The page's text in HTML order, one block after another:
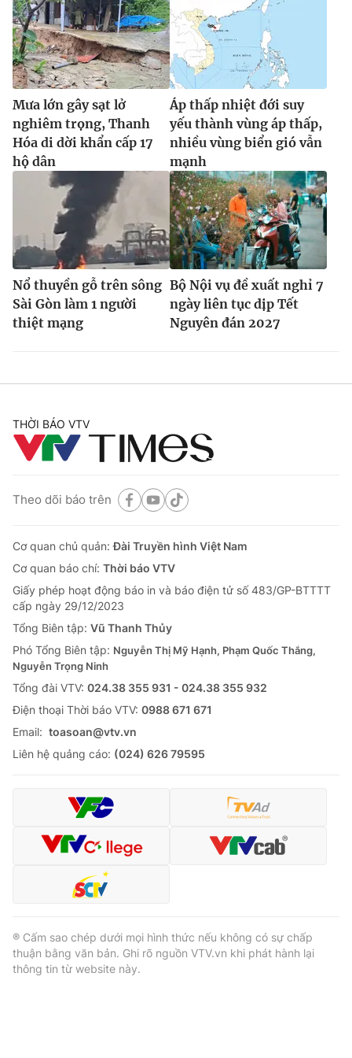
Ðiện thoại Thời báo VTV:024.66 897 897
Email:toasoan@vtv.vn
Liên hệ quảng cáo:024-7300.7108
® Cấm sao chép dưới mọi hình thức nếu không có sự chấp
thuận bằng văn bản. Ghi rõ nguồn VTV.vn khi phát hành lại
thông tin từ website này.
Mưa lớn gây sạt lở
nghiêm trọng, Thanh
Hóa di dời khẩn cấp 17
hộ dân
Áp thấp nhiệt đới suy
yếu thành vùng áp thấp,
nhiều vùng biển gió vẫn
mạnh
Nổ thuyền gỗ trên sông
Sài Gòn làm 1 người
thiệt mạng
Bộ Nội vụ đề xuất nghỉ 7
ngày liên tục dịp Tết
Nguyên đán 2027
THỜI BÁO VTV
Theo dõi báo trên
Cơ quan chủ quản:Đài Truyền hình Việt Nam
Cơ quan báo chí: Thời báo VTV
Giấy phép hoạt động báo in và báo điện tử số 483/GP-BTTTT
cấp ngày 29/12/2023
Tổng Biên tập: Vũ Thanh Thủy
Phó Tổng Biên tập: Nguyễn Thị Mỹ Hạnh, Phạm Quốc Thắng,
Nguyễn Trọng Ninh
Tổng đài VTV: 024.38 355 931 - 024.38 355 932
Ðiện thoại Thời báo VTV: 0988 671 671
Email: toasoan@vtv.vn
Liên hệ quảng cáo: (024) 626 79595
® Cấm sao chép dưới mọi hình thức nếu không có sự chấp
thuận bằng văn bản. Ghi rõ nguồn VTV.vn khi phát hành lại
thông tin từ website này.